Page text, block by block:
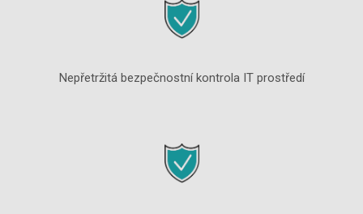
Nepřetržitá bezpečnostní kontrola IT prostředí